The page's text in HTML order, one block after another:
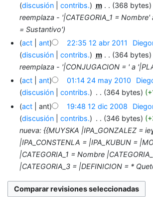
discusión
contribs. m 368 bytes
reemplaza - '|CATEGORIA_1 = Nombre'
= Sustantivo'
act
ant 22:35 12 abr 2011
discusión
contribs. m 364 bytes
reemplaza - '|CONJUGACION = ' a
act
ant 01:14 24 may 2010
discusión
contribs. 364 bytes
act
ant 19:48 12 dic 2008
discusión
contribs. 346 bytes
nueva: {{MUYSKA |IPA_GONZALEZ =
|IPA_CONSTENLA = |IPA_KUBUN =
|CATEGORIA_1 = Nombre
|CATEGORIA_3 = |DEFINICION = *